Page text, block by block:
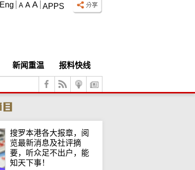
APPS
A A A
Eng
新闻重温 报料快线
搜罗本港各大报章，阅
览最新消息及社评摘
要，听众足不出户，能
知天下事！